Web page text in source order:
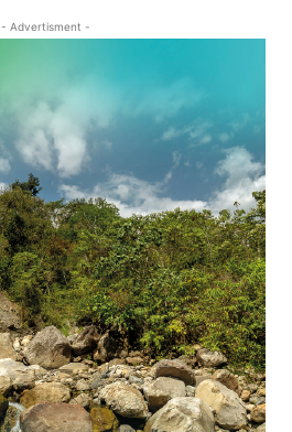
- Advertisment -